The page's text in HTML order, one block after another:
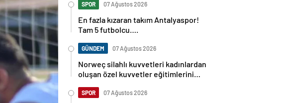
SPOR 07 Ağustos 2026
En fazla kızaran takım Antalyaspor!
Tam 5 futbolcu….
GÜNDEM 07 Ağustos 2026
Norweç silahlı kuvvetleri kadınlardan
oluşan özel kuvvetler eğitimlerini
SPOR 07 Ağustos 2026